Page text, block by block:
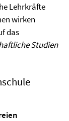
Lehrkräfte
wirken
das
Studien